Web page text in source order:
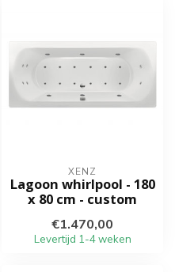
XENZ
Lagoon whirlpool - 180
x 80 cm - custom
€1.470,00
Levertijd 1-4 weken